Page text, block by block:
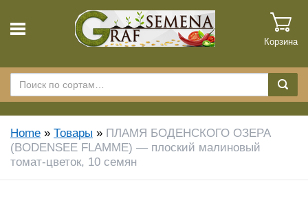
Корзина
Home » Товары » ПЛАМЯ БОДЕНСКОГО ОЗЕРА
(BODENSEE FLAMME) — плоский малиновый
томат-цветок, 10 семян